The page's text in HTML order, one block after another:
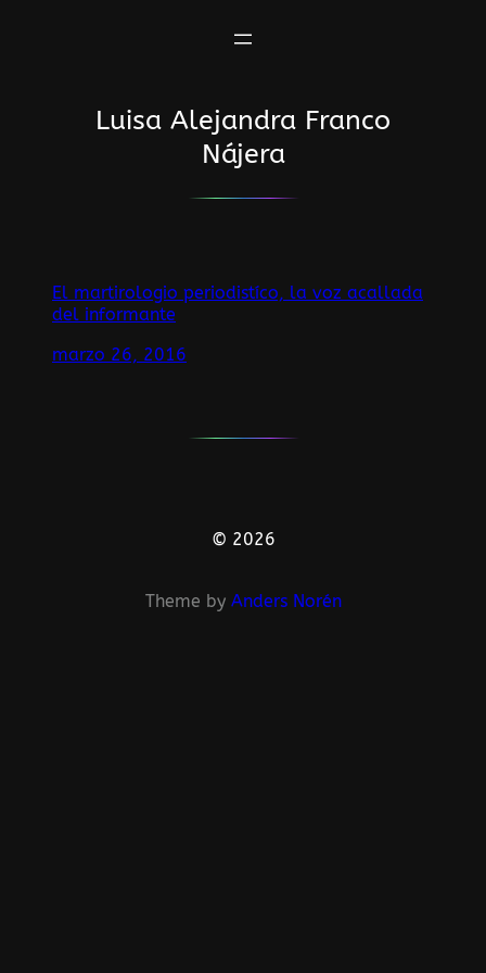
Luisa Alejandra Franco
Nájera
El martirologio periodistíco, la voz acallada
del informante
marzo 26, 2016
© 2026
Theme by Anders Norén